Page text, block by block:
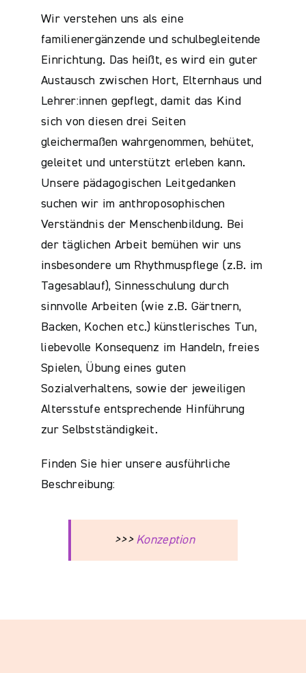
Wir verstehen uns als eine
familienergänzende und schulbegleitende
Einrichtung. Das heißt, es wird ein guter
Austausch zwischen Hort, Elternhaus und
Lehrer:innen gepflegt, damit das Kind
sich von diesen drei Seiten
gleichermaßen wahrgenommen, behütet,
geleitet und unterstützt erleben kann.
Unsere pädagogischen Leitgedanken
suchen wir im anthroposophischen
Verständnis der Menschenbildung. Bei
der täglichen Arbeit bemühen wir uns
insbesondere um Rhythmuspflege (z.B. im
Tagesablauf), Sinnesschulung durch
sinnvolle Arbeiten (wie z.B. Gärtnern,
Backen, Kochen etc.) künstlerisches Tun,
liebevolle Konsequenz im Handeln, freies
Spielen, Übung eines guten
Sozialverhaltens, sowie der jeweiligen
Altersstufe entsprechende Hinführung
zur Selbstständigkeit.
Finden Sie hier unsere ausführliche
Beschreibung:
>>> Konzeption